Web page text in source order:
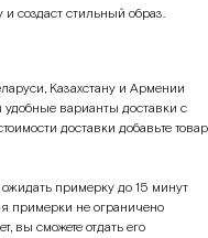
создаст стильный образ.
Казахстану и Армении
варианты доставки с
доставки добавьте товар
примерку до 15 минут
примерки не ограничено
вы сможете отдать его